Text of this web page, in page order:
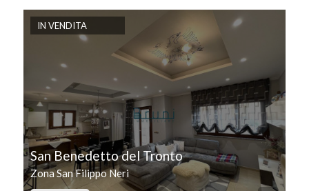
IN VENDITA
San Benedetto del Tronto
Zona San Filippo Neri